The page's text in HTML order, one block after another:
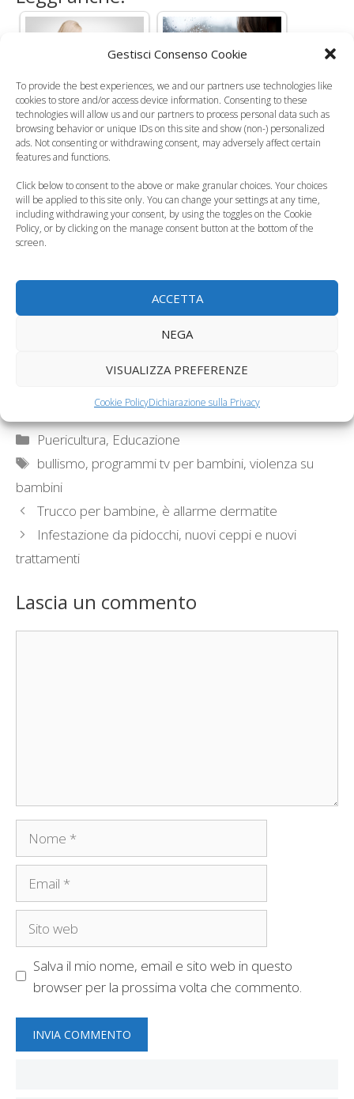
Gestisci Consenso Cookie
To provide the best experiences, we and our partners use technologies like
cookies to store and/or access device information. Consenting to these
technologies will allow us and our partners to process personal data such as
browsing behavior or unique IDs on this site and show (non-) personalized
ads. Not consenting or withdrawing consent, may adversely affect certain
features and functions.
Click below to consent to the above or make granular choices. Your choices
will be applied to this site only. You can change your settings at any time,
including withdrawing your consent, by using the toggles on the Cookie
Policy, or by clicking on the manage consent button at the bottom of the
screen.
ACCETTA
NEGA
VISUALIZZA PREFERENZE
Cookie PolicyDichiarazione sulla Privacy
Mai sculacciare i
bimbi: aumenta
l'aggressività
Per prevenire il
bullismo, i bambini
devono imparare…
Prevenzione del
bullismo, i consigli
I bambini più vivaci
lungo termine…
Telefono…
Categorie
Puericultura, Educazione
Tag
bullismo, programmi tv per bambini,violenza su
bambini
Trucco per bambine, è allarme dermatite
Infestazione da pidocchi, nuovi ceppi e nuovi
trattamenti
Lascia un commento
Salva il mio nome, email e sito web in questo
browser per la prossima volta che commento.